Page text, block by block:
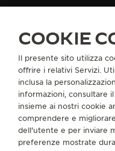
INFORMAZIONI SU DI
SERVIZI
CONTATTI
COOKIE
Il presente sito utilizza
offrire i relativi Servizi.
inclusa la
informazioni, consultare
insieme ai nostri cookie
comprendere e
dell'utente e per inviare
preferenze mostrate